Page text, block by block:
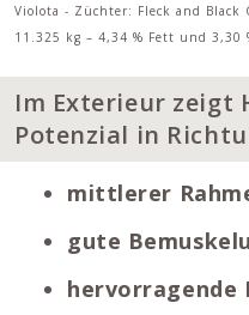
Violota - Züchter: Fleck and Black
11.325 kg – 4,34 % Fett und 3,30
Im Exterieur zeigt
Potenzial in
mittlerer
gute
hervorragende